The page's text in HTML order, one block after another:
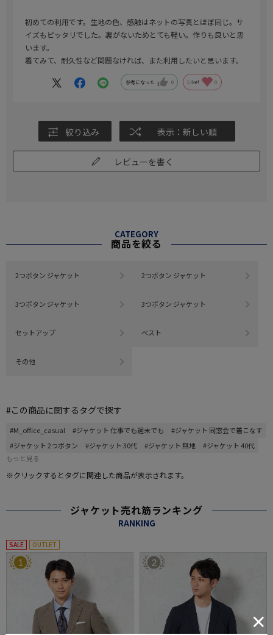
初めての利用です。生地の色、感触はネットの写真とほぼ同じ。サ
イズもピッタリでした。裏がないためとても軽い。作りも良いと思
います。
着てみて、耐久性など問題なければ、また利用したいと思います。
参考になった 0 Like! 0
絞り込み 表示：新しい順
レビューを書く
CATEGORY
商品を絞る
2つボタン ジャケット 2つボタン ジャケット
3つボタン ジャケット 3つボタン ジャケット
セットアップ ベスト
その他
#この商品に関するタグで探す
#M_office_casual #ジャケット 仕事でも週末でも
#ジャケット 同窓会で着こなす
#ジャケット 2つボタン
#ジャケット 30代 #ジャケット 無地
#ジャケット 40代
もっと見る
※クリックするとタグに関連した商品が表示されます。
ジャケット売れ筋ランキング
RANKING
SALE OUTLET
1 2